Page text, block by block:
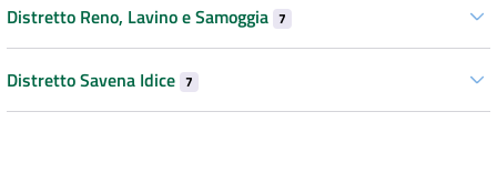
Distretto Reno, Lavino e Samoggia 7
Distretto Savena Idice 7